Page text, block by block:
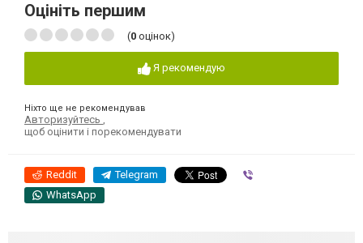
Оцініть першим
(0 оцінок)
Я рекомендую
Ніхто ще не рекомендував
Авторизуйтесь
щоб оцінити і порекомендувати
Reddit Telegram
WhatsApp